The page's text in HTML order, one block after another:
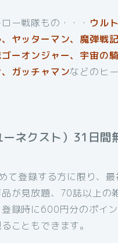
ー戦隊もの・・・ ウル
ヤッターマン、魔弾戦
ーオンジャー、宇宙の
、ガッチャマンなどのヒ
ネクスト）31日間
て登録する方に限り、
が見放題、70誌以上の
録時に600円分のポイ
こともできます。